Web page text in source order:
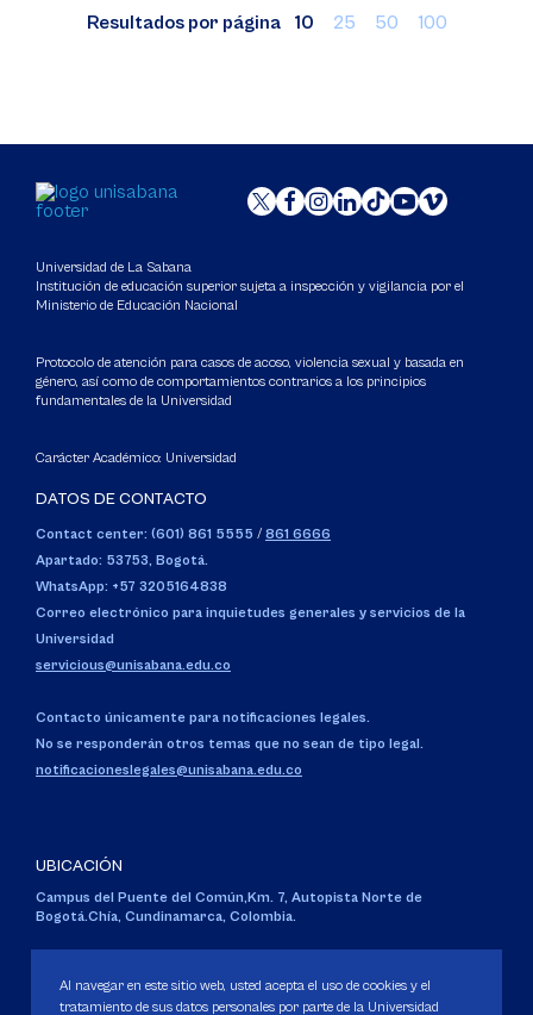
Resultados por página 10 25 50 100
Universidad de La Sabana
Institución de educación superior sujeta a inspección y vigilancia por el
Ministerio de Educación Nacional
Protocolo de atención para casos de acoso, violencia sexual y basada en
género, así como de comportamientos contrarios a los principios
fundamentales de la Universidad
Carácter Académico: Universidad
DATOS DE CONTACTO
Contact center: (601) 861 5555 / 861 6666
Apartado: 53753, Bogotá.
WhatsApp: +57 3205164838
Correo electrónico para inquietudes generales y servicios de la
Universidad
servicious@unisabana.edu.co
Contacto únicamente para notificaciones legales.
No se responderán otros temas que no sean de tipo legal.
notificacioneslegales@unisabana.edu.co
UBICACIÓN
Campus del Puente del Común,Km. 7, Autopista Norte de
Bogotá.Chía, Cundinamarca, Colombia.
Personería Jurídica:Resolución 130 del 14 de enero de 1980.
Ministerio de Educación Nacional.
Al navegar en este sitio web, usted acepta el uso de cookies y el
tratamiento de sus datos personales por parte de la Universidad